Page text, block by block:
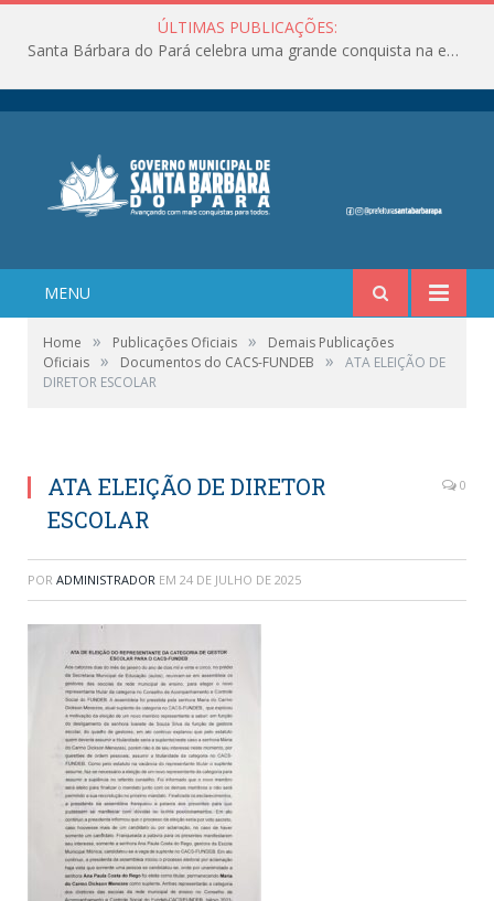
ÚLTIMAS PUBLICAÇÕES:
Santa Bárbara do Pará celebra uma grande conquista na educação!
MENU
Home » Publicações Oficiais »
Demais Publicações
Oficiais » Documentos do CACS-FUNDEB »
ATA ELEIÇÃO DE
DIRETOR ESCOLAR
ATA ELEIÇÃO DE DIRETOR
ESCOLAR
0
POR ADMINISTRADOR EM 24 DE JULHO DE 2025